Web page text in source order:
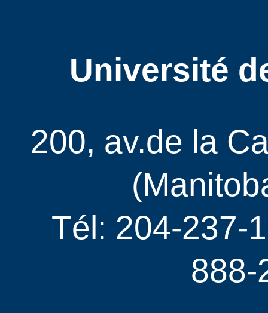
Université
200, av.de la
Tél: 204-237-
888-